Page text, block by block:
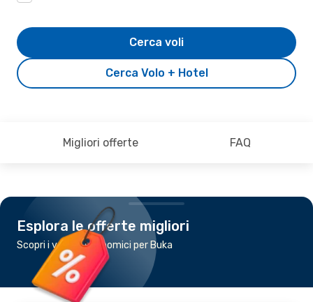
Cerca Volo + Hotel
Cerca voli
Migliori offerte FAQ
Esplora le offerte migliori
Scopri i voli più economici per Buka